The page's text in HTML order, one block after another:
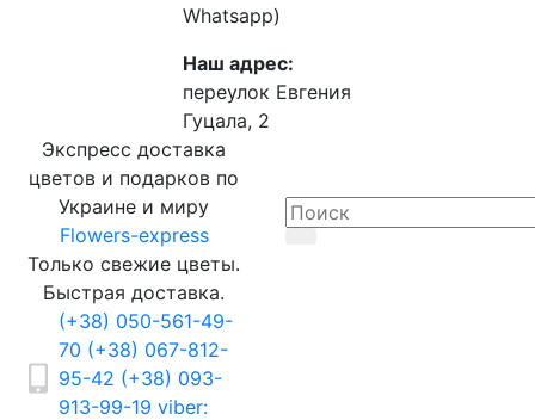
Whatsapp)
Наш адрес:
переулок Евгения
Гуцала, 2
Экспресс доставка
цветов и подарков по
Украине и миру
Flowers-express
Только свежие цветы.
Быстрая доставка.
(+38) 050-561-49-
70 (+38) 067-812-
95-42 (+38) 093-
913-99-19 viber: